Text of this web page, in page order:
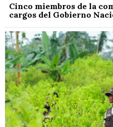
Cinco miembros de la
cargos del Gobierno